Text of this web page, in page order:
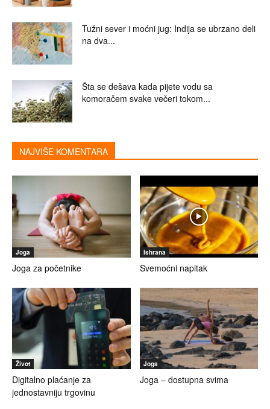
Tužni sever i moćni jug: Indija se ubrzano deli
na dva...
Šta se dešava kada pijete vodu sa
komoračem svake večeri tokom...
NAJVIŠE KOMENTARA
Joga
Joga za početnike
Ishrana
Svemoćni napitak
Život
Digitalno plaćanje za
jednostavniju trgovinu
Joga
Joga – dostupna svima